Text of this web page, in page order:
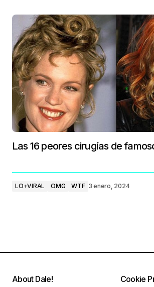
Las 16 peores cirugías de
LO+VIRAL OMG WTF 3 enero, 2024
About Dale! Cookie